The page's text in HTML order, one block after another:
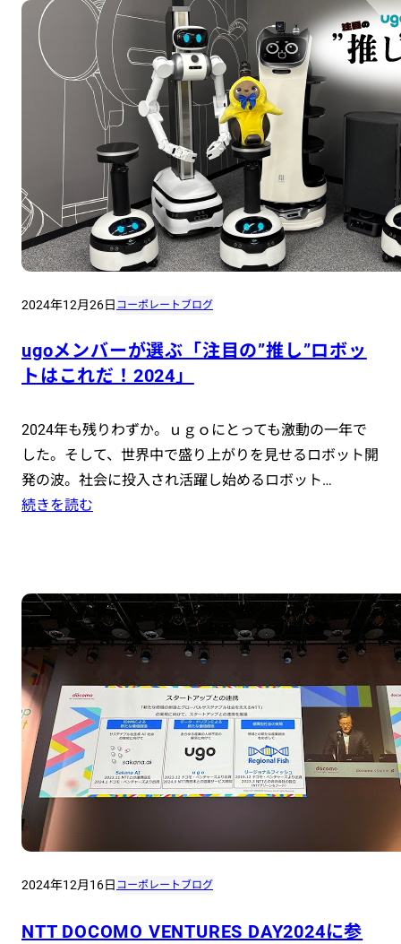
2024年12月26日 コーポレートブログ
ugoメンバーが選ぶ「注目の”推し”ロボッ
トはこれだ！2024」
2024年も残りわずか。ｕｇｏにとっても激動の一年で
した。そして、世界中で盛り上がりを見せるロボット開
発の波。社会に投入され活躍し始めるロボット…
続きを読む
2024年12月16日 コーポレートブログ
NTT DOCOMO VENTURES DAY2024に参